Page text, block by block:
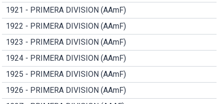
1921 - PRIMERA DIVISION (AAmF)
1922 - PRIMERA DIVISION (AAmF)
1923 - PRIMERA DIVISION (AAmF)
1924 - PRIMERA DIVISION (AAmF)
1925 - PRIMERA DIVISION (AAmF)
1926 - PRIMERA DIVISION (AAmF)